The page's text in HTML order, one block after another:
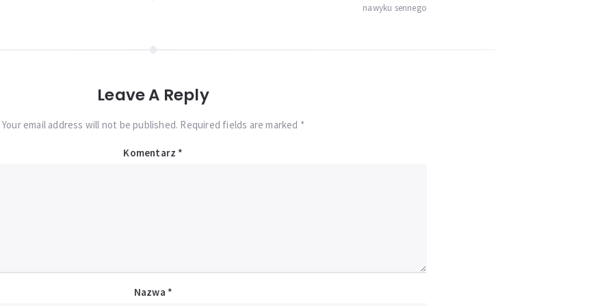
nawyku sennego
Leave A Reply
Your email address will not be published. Required fields are marked *
Komentarz *
Nazwa *